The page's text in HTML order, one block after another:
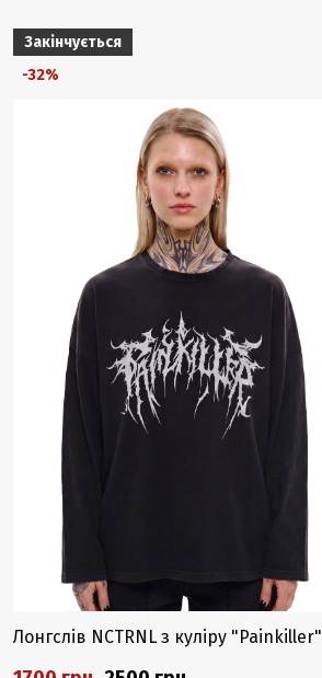
Закінчується
-32%
Лонгслів NCTRNL з куліру "Painkiller"